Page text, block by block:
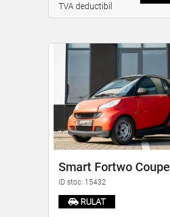
TVA deductibil
Smart Fortwo Coupe
ID stoc: 15432
RULAT